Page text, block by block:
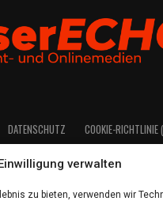
verwalten
zu bieten, verwenden wir
DATEN­SCHUTZ COO­KIE-RICH­T­­LI­­NIE
2021 LeserEcho Verlag